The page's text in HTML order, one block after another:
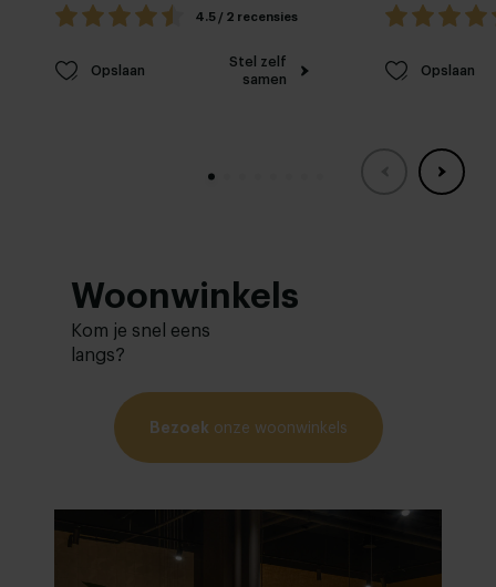
4.5 / 2 recensies
Opslaan
Stel zelf
samen
Opslaan
Woonwinkels
Kom je snel eens
langs?
Bezoek onze woonwinkels